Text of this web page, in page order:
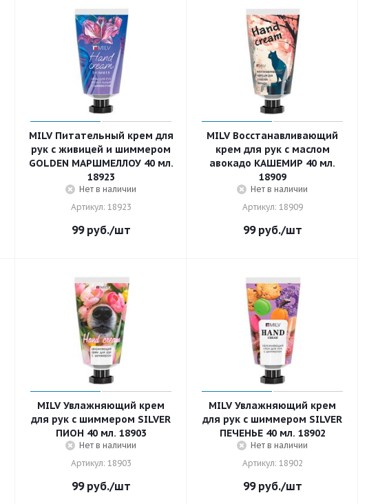
MILV Питательный крем для
рук с живицей и шиммером
GOLDEN МАРШМЕЛЛОУ 40 мл.
18923
Нет в наличии
Артикул: 18923
99руб./шт
MILV Восстанавливающий
крем для рук с маслом
авокадо КАШЕМИР 40 мл.
18909
Нет в наличии
Артикул: 18909
99руб./шт
MILV Увлажняющий крем
для рук с шиммером SILVER
ПИОН 40 мл. 18903
Нет в наличии
Артикул: 18903
99руб./шт
MILV Увлажняющий крем
для рук с шиммером SILVER
ПЕЧЕНЬЕ 40 мл. 18902
Нет в наличии
Артикул: 18902
99руб./шт